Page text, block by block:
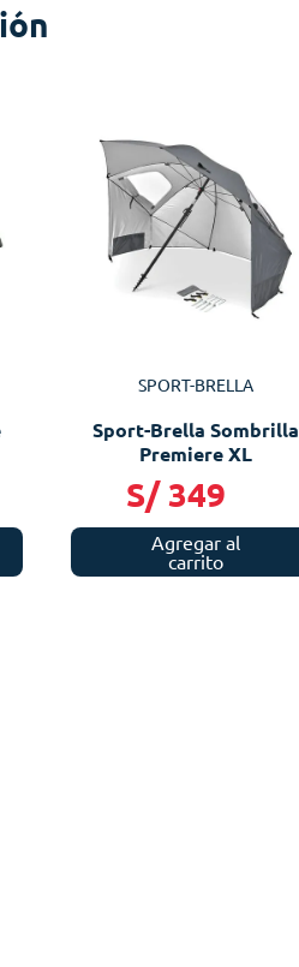
SPORT-BRELLA
Sport-Brella Sombrilla
Premiere XL
S/ 349
Agregar al
carrito